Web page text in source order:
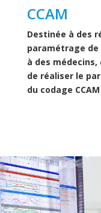
CCAM
Destinée à des
paramétrage
à des
de réaliser le
du codage